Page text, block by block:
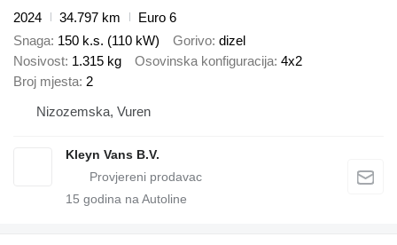
2024
34.797 km
Euro 6
Snaga 150 k.s. (110 kW) Gorivo dizel
Nosivost 1.315 kg Osovinska konfiguracija 4x2
Broj mjesta 2
Nizozemska, Vuren
Kleyn Vans B.V.
15 godina na Autoline